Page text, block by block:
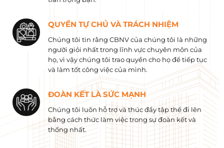
QUYỀN TỰ CHỦ VÀ TRÁCH NHIỆM
Chúng tôi tin rằng CBNV của chúng tôi là những
người giỏi nhất trong lĩnh vực chuyên môn của
họ, vì vậy chúng tôi trao quyền cho họ để tiếp tục
và làm tốt công việc của mình.
ĐOÀN KẾT LÀ SỨC MẠNH
Chúng tôi luôn hỗ trợ và thúc đẩy tập thể đi lên
bằng cách thức làm việc trong sự đoàn kết và
thống nhất.